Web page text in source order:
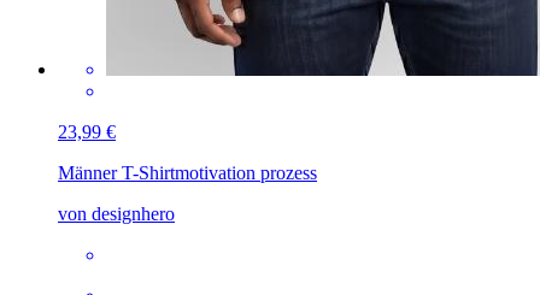
23,99 €
Männer T-Shirtmotivation prozess
von designhero